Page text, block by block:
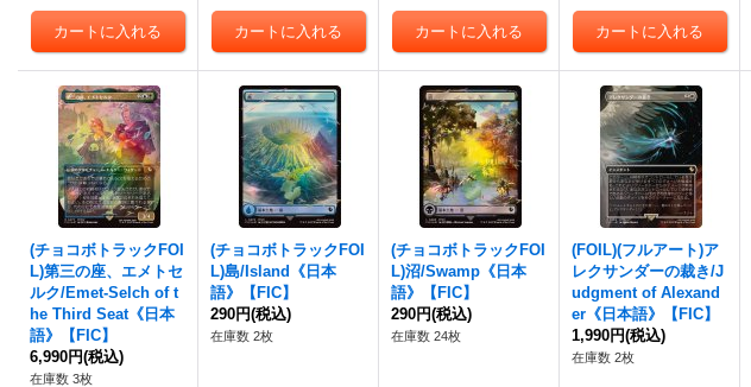
(チョコボトラックFOI
L)第三の座、エメトセ
ルク/Emet-Selch of t
he Third Seat《日本
語》【FIC】
6,990円(税込)
在庫数 3枚
(チョコボトラックFOI
L)島/Island《日本
語》【FIC】
290円(税込)
在庫数 2枚
(チョコボトラックFOI
L)沼/Swamp《日本
語》【FIC】
290円(税込)
在庫数 24枚
(FOIL)(フルアート)ア
レクサンダーの裁き/J
udgment of Alexand
er《日本語》【FIC】
1,990円(税込)
在庫数 2枚